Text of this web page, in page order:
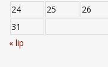
24
25 26
31
« lip